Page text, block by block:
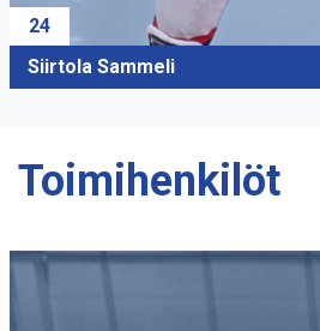
24
Siirtola Sammeli
Toimihenkilöt